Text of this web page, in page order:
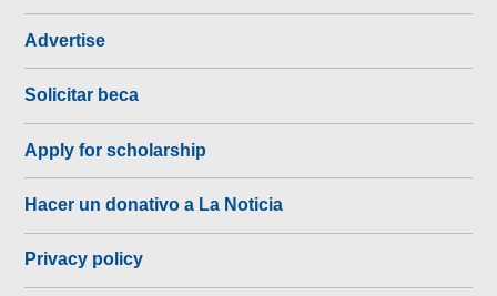
Advertise
Solicitar beca
Apply for scholarship
Hacer un donativo a La Noticia
Privacy policy